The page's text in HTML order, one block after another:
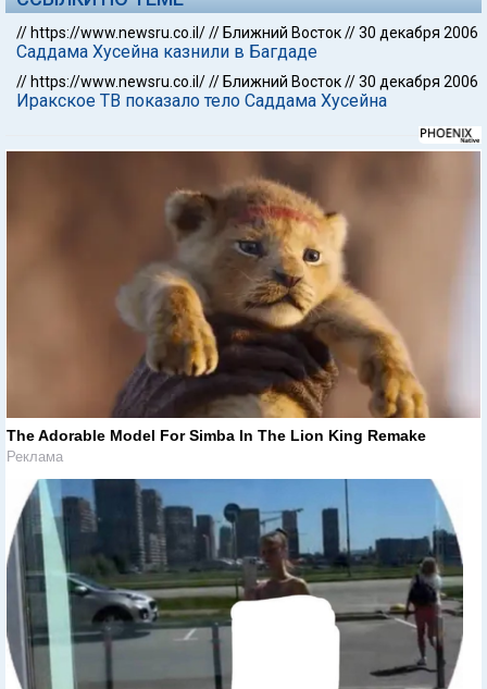
// https://www.newsru.co.il/// Ближний Восток//30 декабря 2006
Саддама Хусейна казнили в Багдаде
// https://www.newsru.co.il/// Ближний Восток//30 декабря 2006
Иракское ТВ показало тело Саддама Хусейна
The Adorable Model For Simba In The Lion King Remake
Реклама